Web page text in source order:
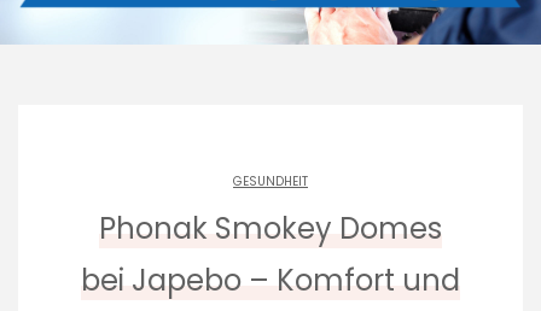
GESUNDHEIT
Phonak Smokey Domes
bei Japebo – Komfort und